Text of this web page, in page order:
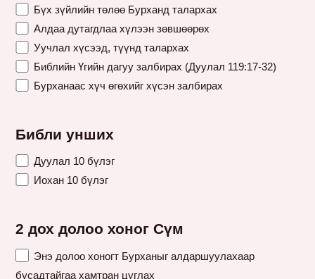
Бүх зүйлийн төлөө Бурханд талархах
Алдаа дутагдлаа хүлээн зөвшөөрөх
Уучлал хүсээд, түүнд талархах
Библийн Үгийн дагуу залбирах (Дуулал 119:17-32)
Бурханаас хүч өгөхийг хүсэн залбирах
Библи унших
Дуулал 10 бүлэг
Иохан 10 бүлэг
2 дох долоо хоног Сүм
Энэ долоо хоногт Бурханыг алдаршуулахаар
бусадтайгаа хамтран цуглах